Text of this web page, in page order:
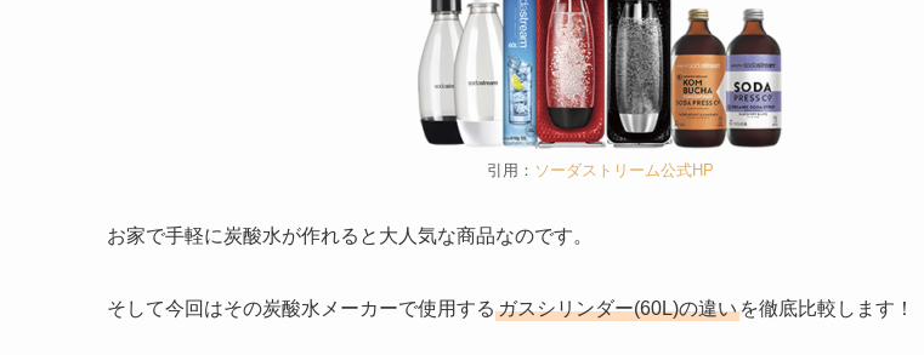
引用： ソーダストリーム公式HP
お家で手軽に炭酸水が作れると大人気な商品なのです。
そして今回はその炭酸水メーカーで使用する ガスシリンダー(60L)の違い を徹底比較します！